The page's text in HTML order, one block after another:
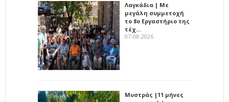
Λαγκάδια | Με
μεγάλη συμμετοχή
το 8ο Εργαστήριο της
τέχ…
07-08-2026
Μυστράς |11 μήνες